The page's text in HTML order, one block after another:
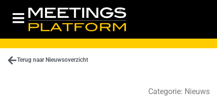
Terug naar Nieuwsoverzicht
Categorie: Nieuws